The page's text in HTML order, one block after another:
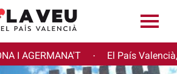
I AGERMANA'T · El País